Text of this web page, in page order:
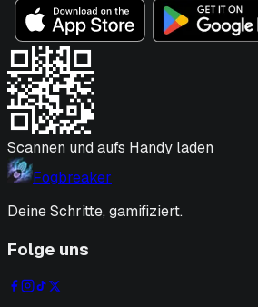
Scannen und aufs Handy laden
Fogbreaker
Deine Schritte, gamifiziert.
Folge uns